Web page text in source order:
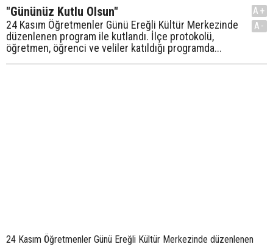
"Gününüz Kutlu Olsun"
24 Kasım Öğretmenler Günü Ereğli Kültür Merkezinde
düzenlenen program ile kutlandı. İlçe protokolü,
öğretmen, öğrenci ve veliler katıldığı programda...
A+
A-
24 Kasım Öğretmenler Günü Ereğli Kültür Merkezinde düzenlenen